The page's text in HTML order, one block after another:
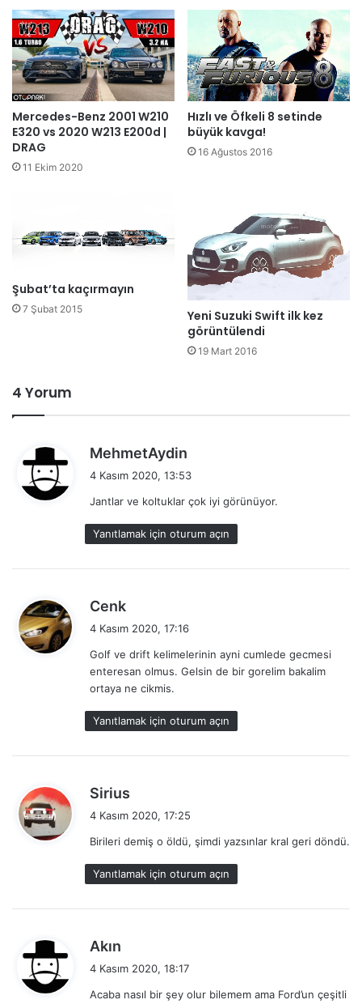
Mercedes-Benz 2001 W210
E320 vs 2020 W213 E200d |
DRAG
11 Ekim 2020
Hızlı ve Öfkeli 8 setinde
büyük kavga!
16 Ağustos 2016
Şubat’ta kaçırmayın
7 Şubat 2015
Yeni Suzuki Swift ilk kez
görüntülendi
19 Mart 2016
4 Yorum
MehmetAydin
i
k
i
4 Kasım 2020, 13:53
Jantlar ve koltuklar çok iyi görünüyor.
Yanıtlamak için oturum açın
Cenk
k
:
4 Kasım 2020, 17:16
Golf ve drift kelimelerinin ayni cumlede gecmesi
enteresan olmus. Gelsin de bir gorelim bakalim
ortaya ne cikmis.
Yanıtlamak için oturum açın
Sirius
i
k
i
4 Kasım 2020, 17:25
Birileri demiş o öldü, şimdi yazsınlar kral geri döndü.
Yanıtlamak için oturum açın
Akın
4 Kasım 2020, 18:17
Acaba nasıl bir şey olur bilemem ama Ford’un çeşitli